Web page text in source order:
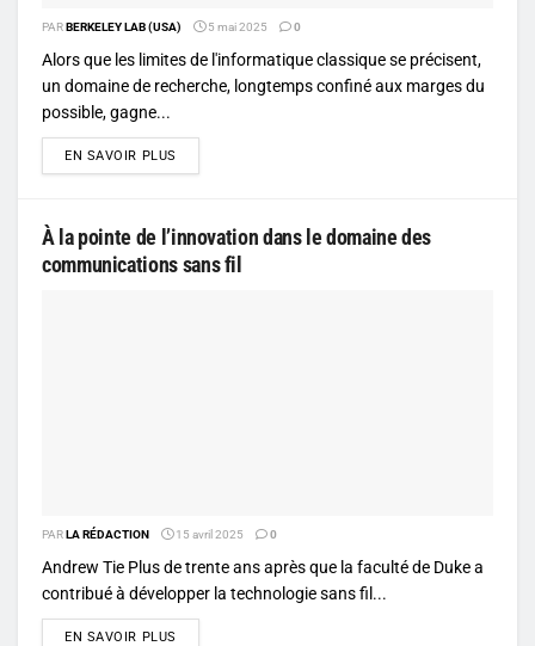
PARBERKELEY LAB (USA) 5 mai 2025 0
Alors que les limites de l'informatique classique se précisent,
un domaine de recherche, longtemps confiné aux marges du
possible, gagne...
EN SAVOIR PLUS
À la pointe de l’innovation dans le domaine des
communications sans fil
PARLA RÉDACTION 15 avril 2025 0
Andrew Tie Plus de trente ans après que la faculté de Duke a
contribué à développer la technologie sans fil...
EN SAVOIR PLUS